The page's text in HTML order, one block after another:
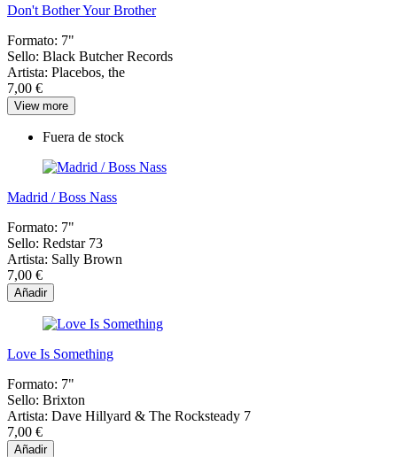
Don't Bother Your Brother
Formato: 7"
Sello: Black Butcher Records
Artista: Placebos, the
7,00 €
View more
Fuera de stock
Madrid / Boss Nass
Formato: 7"
Sello: Redstar 73
Artista: Sally Brown
7,00 €
Añadir
Love Is Something
Formato: 7"
Sello: Brixton
Artista: Dave Hillyard & The Rocksteady 7
7,00 €
Añadir